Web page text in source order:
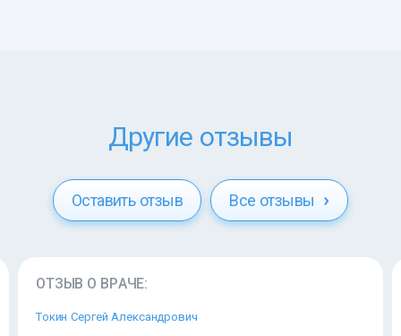
Другие отзывы
Оставить отзыв Все отзывы
ОТЗЫВ О ВРАЧЕ:
Токин Сергей Александрович